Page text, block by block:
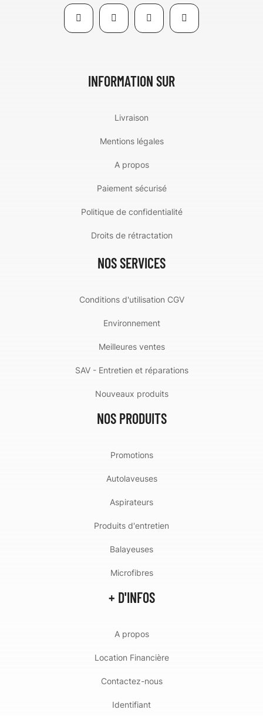
INFORMATION SUR
Livraison
Mentions légales
A propos
Paiement sécurisé
Politique de confidentialité
Droits de rétractation
NOS SERVICES
Conditions d'utilisation CGV
Environnement
Meilleures ventes
SAV - Entretien et réparations
Nouveaux produits
NOS PRODUITS
Promotions
Autolaveuses
Aspirateurs
Produits d'entretien
Balayeuses
Microfibres
+ D'INFOS
A propos
Location Financière
Contactez-nous
Identifiant